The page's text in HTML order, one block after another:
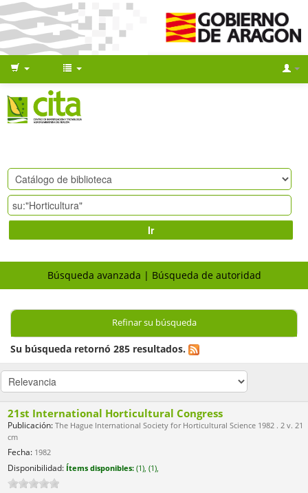
Ir
Búsqueda avanzada Búsqueda de autoridad
Refinar su búsqueda
Su búsqueda retornó 285 resultados.
21st International Horticultural Congress
Publicación: The Hague International Society for Horticultural Science 1982 . 2 v. 21
cm
Fecha: 1982
Disponibilidad: Ítems disponibles: (1),(1),